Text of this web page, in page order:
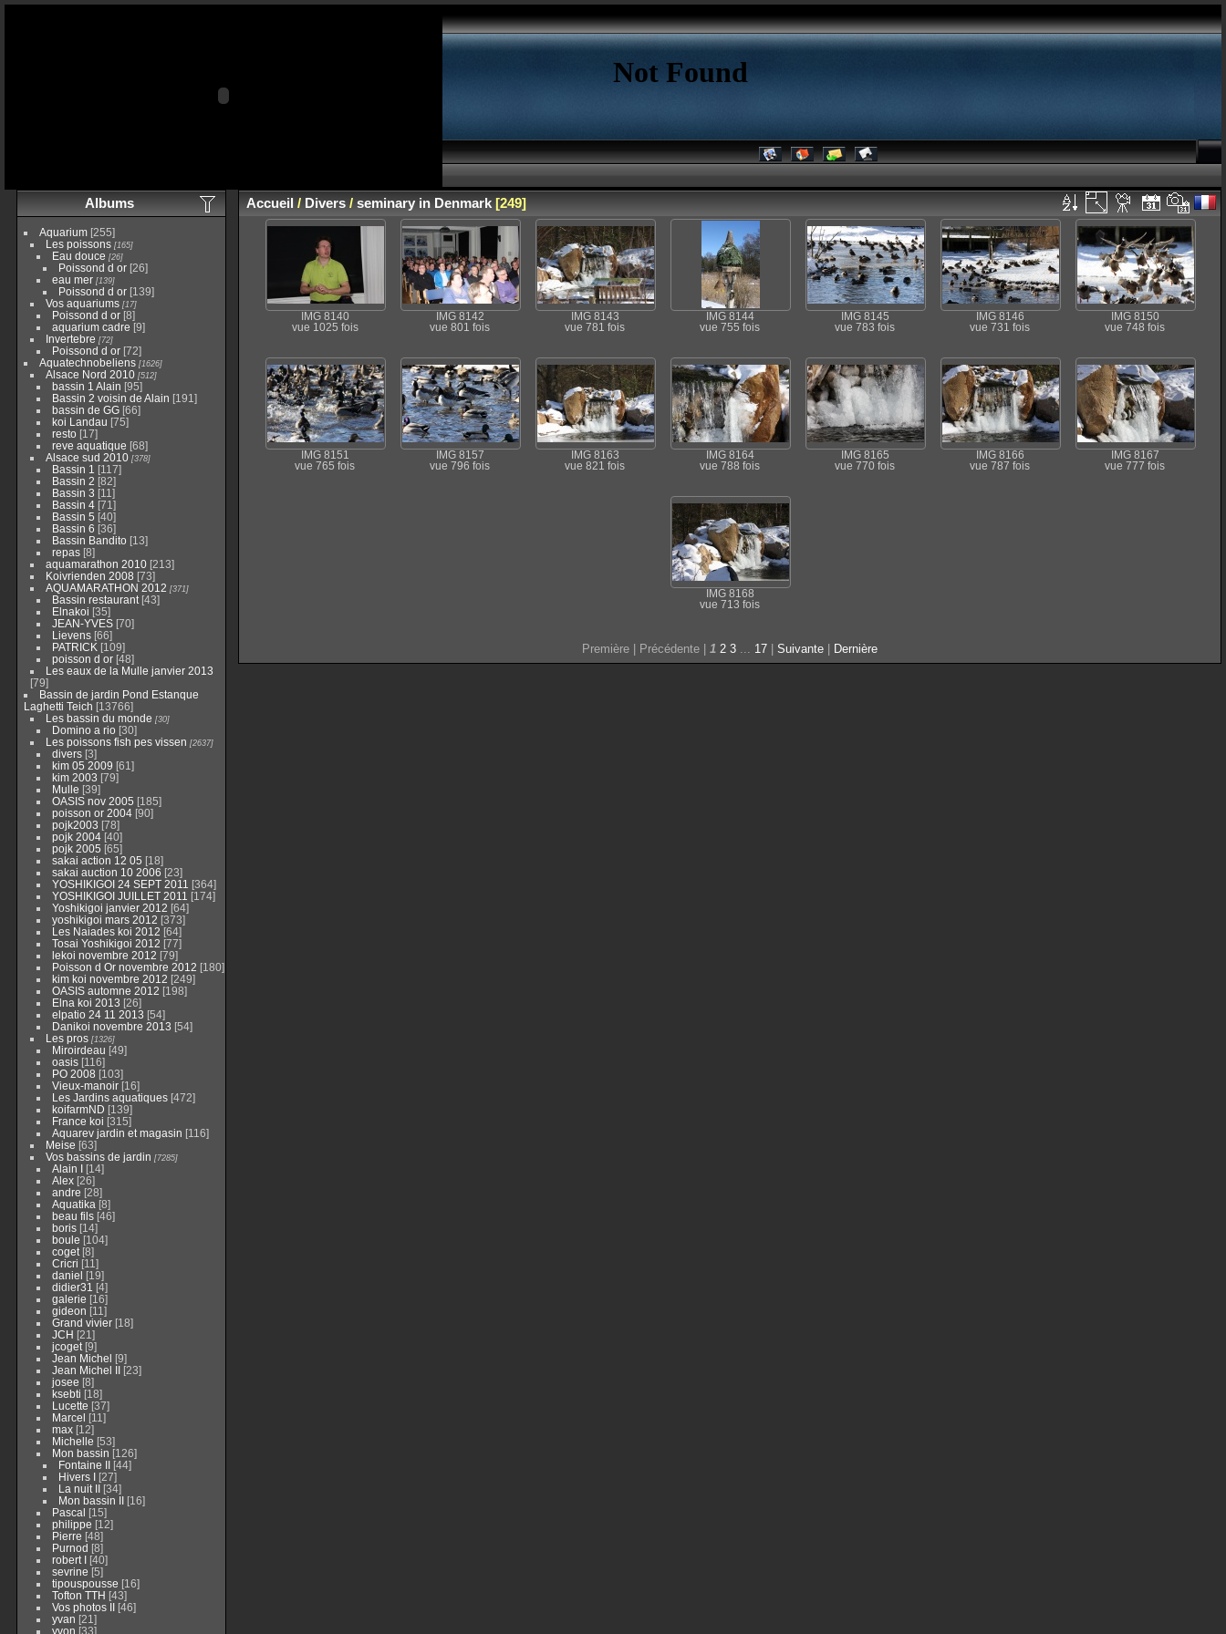
Albums
Aquarium [255]
Les poissons [165]
Eau douce [26]
Poissond d or [26]
eau mer [139]
Poissond d or [139]
Vos aquariums [17]
Poissond d or [8]
aquarium cadre [9]
Invertebre [72]
Poissond d or [72]
Aquatechnobeliens [1626]
Alsace Nord 2010 [512]
bassin 1 Alain [95]
Bassin 2 voisin de Alain [191]
bassin de GG [66]
koi Landau [75]
resto [17]
reve aquatique [68]
Alsace sud 2010 [378]
Bassin 1 [117]
Bassin 2 [82]
Bassin 3 [11]
Bassin 4 [71]
Bassin 5 [40]
Bassin 6 [36]
Bassin Bandito [13]
repas [8]
aquamarathon 2010 [213]
Koivrienden 2008 [73]
AQUAMARATHON 2012 [371]
Bassin restaurant [43]
Elnakoi [35]
JEAN-YVES [70]
Lievens [66]
PATRICK [109]
poisson d or [48]
Les eaux de la Mulle janvier 2013
[79]
Bassin de jardin Pond Estanque
Laghetti Teich [13766]
Les bassin du monde [30]
Domino a rio [30]
Les poissons fish pes vissen [2637]
divers [3]
kim 05 2009 [61]
kim 2003 [79]
Mulle [39]
OASIS nov 2005 [185]
poisson or 2004 [90]
pojk2003 [78]
pojk 2004 [40]
pojk 2005 [65]
sakai action 12 05 [18]
sakai auction 10 2006 [23]
YOSHIKIGOI 24 SEPT 2011 [364]
YOSHIKIGOI JUILLET 2011 [174]
Yoshikigoi janvier 2012 [64]
yoshikigoi mars 2012 [373]
Les Naiades koi 2012 [64]
Tosai Yoshikigoi 2012 [77]
lekoi novembre 2012 [79]
Poisson d Or novembre 2012 [180]
kim koi novembre 2012 [249]
OASIS automne 2012 [198]
Elna koi 2013 [26]
elpatio 24 11 2013 [54]
Danikoi novembre 2013 [54]
Les pros [1326]
Miroirdeau [49]
oasis [116]
PO 2008 [103]
Vieux-manoir [16]
Les Jardins aquatiques [472]
koifarmND [139]
France koi [315]
Aquarev jardin et magasin [116]
Meise [63]
Vos bassins de jardin [7285]
Alain I [14]
Alex [26]
andre [28]
Aquatika [8]
beau fils [46]
boris [14]
boule [104]
coget [8]
Cricri [11]
daniel [19]
didier31 [4]
galerie [16]
gideon [11]
Grand vivier [18]
JCH [21]
jcoget [9]
Jean Michel [9]
Jean Michel II [23]
josee [8]
ksebti [18]
Lucette [37]
Marcel [11]
max [12]
Michelle [53]
Mon bassin [126]
Fontaine II [44]
Hivers I [27]
La nuit II [34]
Mon bassin II [16]
Pascal [15]
philippe [12]
Pierre [48]
Purnod [8]
robert I [40]
sevrine [5]
tipouspousse [16]
Tofton TTH [43]
Vos photos II [46]
yvan [21]
yvon [33]
Accueil/ Divers/ seminary in Denmark[249]
IMG 8140
vue 1025 fois
IMG 8142
vue 801 fois
IMG 8143
vue 781 fois
IMG 8144
vue 755 fois
IMG 8145
vue 783 fois
IMG 8146
vue 731 fois
IMG 8150
vue 748 fois
IMG 8151
vue 765 fois
IMG 8157
vue 796 fois
IMG 8163
vue 821 fois
IMG 8164
vue 788 fois
IMG 8165
vue 770 fois
IMG 8166
vue 787 fois
IMG 8167
vue 777 fois
IMG 8168
vue 713 fois
Première | Précédente | 1 2 3 ... 17 Suivante Dernière